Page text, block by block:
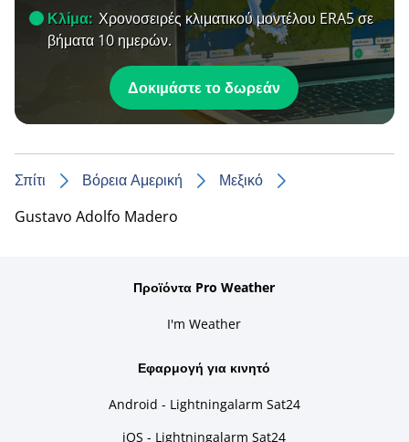
Κλίμα: Χρονοσειρές κλιματικού μοντέλου ERA5 σε
βήματα 10 ημερών.
Δοκιμάστε το δωρεάν
Σπίτι Βόρεια Αμερική
Μεξικό
Gustavo Adolfo Madero
Προϊόντα Pro Weather
I'm Weather
Εφαρμογή για κινητό
Android - Lightningalarm Sat24
iOS - Lightningalarm Sat24